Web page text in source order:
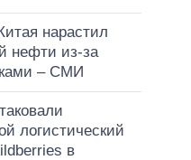
нарастил
нефти из-за
– СМИ
логистический
в